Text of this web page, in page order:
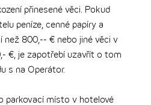
přinesené věci. Pokud
peníze, cenné papíry a
800,-- € nebo jiné věci v
€, je zapotřebí uzavřít o tom
s na Operátor.
parkovací místo v hotelové